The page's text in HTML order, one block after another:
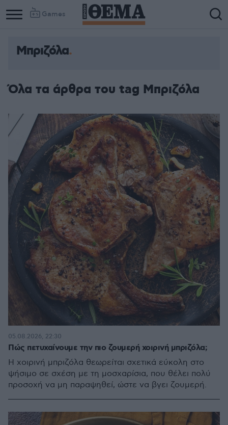
Games
Μπριζόλα
Όλα τα άρθρα του tag Μπριζόλα
Πώς πετυχαίνουμε την πιο ζουμερή χοιρινή μπριζόλα;
Η χοιρινή μπριζόλα θεωρείται σχετικά εύκολη στο
ψήσιμο σε σχέση με τη μοσχαρίσια, που θέλει πολύ
προσοχή να μη παραψηθεί, ώστε να βγει ζουμερή.
05.08.2026, 22:30